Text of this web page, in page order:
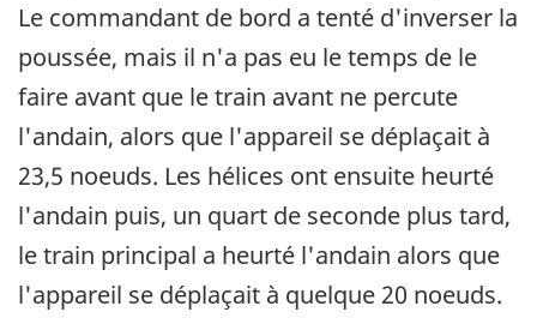
Le commandant de bord a tenté d'inverser la
poussée, mais il n'a pas eu le temps de le
faire avant que le train avant ne percute
l'andain, alors que l'appareil se déplaçait à
23,5 noeuds. Les hélices ont ensuite heurté
l'andain puis, un quart de seconde plus tard,
le train principal a heurté l'andain alors que
l'appareil se déplaçait à quelque 20 noeuds.